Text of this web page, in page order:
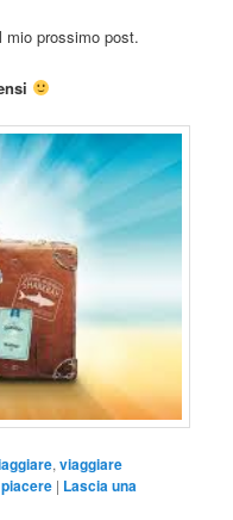
mio prossimo post.
,viaggiare
| Lascia una